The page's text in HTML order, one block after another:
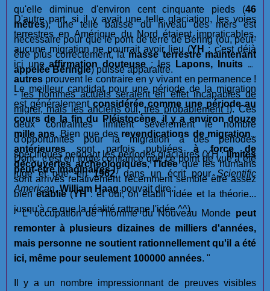
qu'elle diminue d'environ cent cinquante pieds (46
mètres), une telle baisse du niveau des mers est
nécessaire pour que le pont de terre de Béring (ou, peut-
être plus correctement, lamasse terrestre maintenant
appelée Béringie) puisse apparaître.
D'autre part, si il y avait une telle glaciation, les voies
terrestres en Amérique du Nord étaient impraticables,
aucune migration ne pourrait avoir lieu (YH : c'est déjà
ici une affirmation douteuse : les Lapons, Inuits et
autres prouvent le contraire en y vivant en permanence !
-les hommes actuels seraient en effet incapables de
migrer, mais les anciens oui, très probablement !). Ces
deux contraintes limitent sévèrement le nombre
d'opportunités pour la migration à des périodes
spécifiques pendant les périodes glaciaires (YH :limites
peut-être imaginaires !)
Le meilleur candidat pour une période de la migration
est généralement considérée comme une période au
cours de la fin du Pléistocène, il y a environ douze
mille ans. Bien que des revendications de migrations
antérieures sont parfois publiées à force de
découvertes archéologiques,l'idéeque les humains
sont arrivés relativement récemment semble être assez
bienétablie(YH: et oui, on établi l'idée et la théorie...
jusqu'à ce que la réalité rattrape l'idée ^^).
Donc, c'est en toute confiance que ce point de vue a été
jugé et que, en1962, dans un écrit pourScientific
American,William Haagpouvait dire :
" L' occupation de l'homme du Nouveau Monde peut
remonter à plusieurs dizaines de milliers d'années,
mais personne ne soutient rationnellement qu'il a été
ici, même pour seulement 100000 années. "
Il y a un nombre impressionnant de preuves visibles